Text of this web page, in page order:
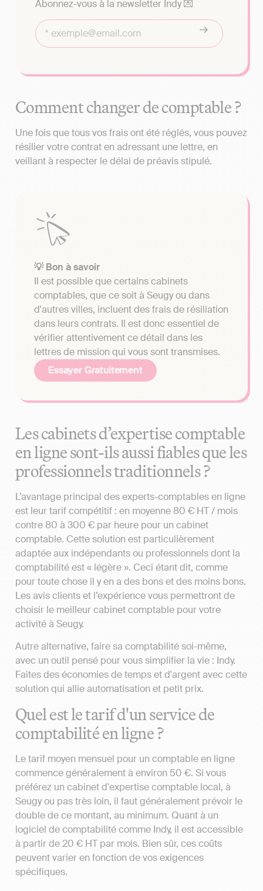
Abonnez-vous à la newsletter Indy 💌
Comment changer de comptable ?
Une fois que tous vos frais ont été réglés, vous pouvez
résilier votre contrat en adressant une lettre, en
veillant à respecter le délai de préavis stipulé.
💡 Bon à savoir
Il est possible que certains cabinets
comptables, que ce soit à Seugy ou dans
d'autres villes, incluent des frais de résiliation
dans leurs contrats. Il est donc essentiel de
vérifier attentivement ce détail dans les
lettres de mission qui vous sont transmises.
Essayer Gratuitement
Les cabinets d’expertise comptable
en ligne sont-ils aussi fiables que les
professionnels traditionnels ?
L’avantage principal des experts-comptables en ligne
est leur tarif compétitif : en moyenne 80 € HT / mois
contre 80 à 300 € par heure pour un cabinet
comptable. Cette solution est particulièrement
adaptée aux indépendants ou professionnels dont la
comptabilité est « légère ». Ceci étant dit, comme
pour toute chose il y en a des bons et des moins bons.
Les avis clients et l’expérience vous permettront de
choisir le meilleur cabinet comptable pour votre
activité à Seugy.
Autre alternative, faire sa comptabilité soi-même,
avec un outil pensé pour vous simplifier la vie : Indy.
Faites des économies de temps et d'argent avec cette
solution qui allie automatisation et petit prix.
Quel est le tarif d'un service de
comptabilité en ligne ?
Le tarif moyen mensuel pour un comptable en ligne
commence généralement à environ 50 €. Si vous
préférez un cabinet d'expertise comptable local, à
Seugy ou pas très loin, il faut généralement prévoir le
double de ce montant, au minimum. Quant à un
logiciel de comptabilité comme Indy, il est accessible
à partir de 20 € HT par mois. Bien sûr, ces coûts
peuvent varier en fonction de vos exigences
spécifiques.